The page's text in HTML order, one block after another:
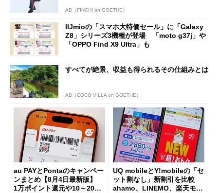
AD（FINCHI on GOETHE）
IIJmioの「スマホ大特価セール」に「Galaxy
Z8」シリーズ3機種が登場 「moto g37j」や
「OPPO Find X9 Ultra」も
すべてが絶景、収益も得られるその仕組みとは
AD（COCO VILLA on GOETHE）
au PAYとPontaのキャンペー
ンまとめ【8月4日最新版】
1万ポイント還元や10～20％
UQ mobileとY!mobileの「セ
ット割なし」新割引を比較
ahamo、LINEMO、楽天モバ